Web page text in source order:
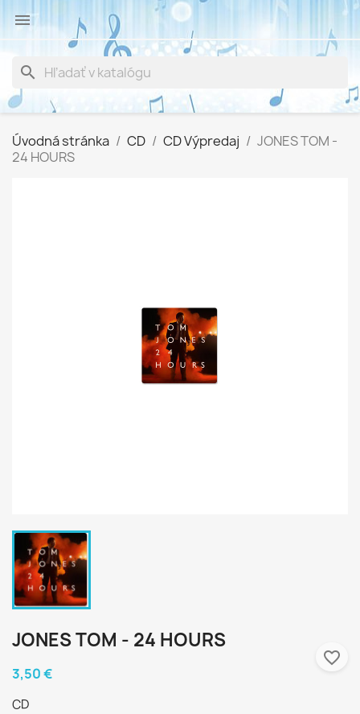

search
Úvodná stránka CD CD Výpredaj
JONES TOM -
24 HOURS
JONES TOM - 24 HOURS
3,50 €
CD
favorite_border